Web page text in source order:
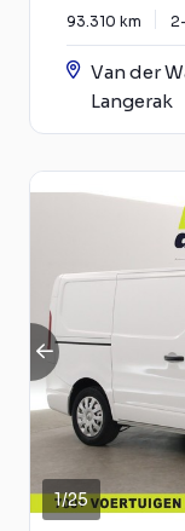
93.310 km
Van der
Langerak
1/25